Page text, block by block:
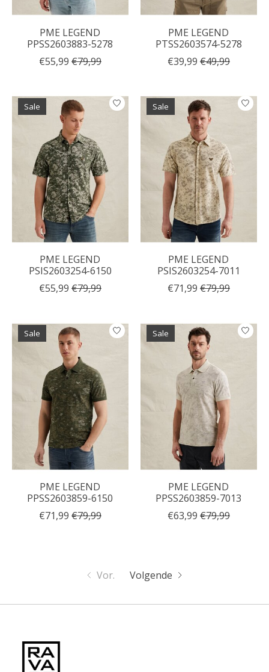
PME LEGEND
PPSS2603883-5278
€55,99 €79,99
PME LEGEND
PTSS2603574-5278
€39,99 €49,99
Sale
PME LEGEND
PSIS2603254-6150
€55,99 €79,99
Sale
PME LEGEND
PSIS2603254-7011
€71,99 €79,99
Sale
PME LEGEND
PPSS2603859-6150
€71,99 €79,99
Sale
PME LEGEND
PPSS2603859-7013
€63,99 €79,99
Vor. Volgende